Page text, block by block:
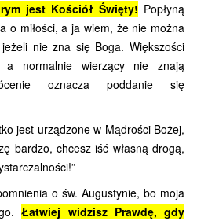
jest Kościół Święty! Popłyną
o miłości, a ja wiem, że nie można
nie zna się Boga. Większości
normalnie wierzący nie znają
oznacza poddanie się
jest urządzone w Mądrości Bożej,
ba­rdzo, chcesz iść własną drogą,
o św. Augustynie, bo moja
Łatwiej widzisz Prawdę, gdy